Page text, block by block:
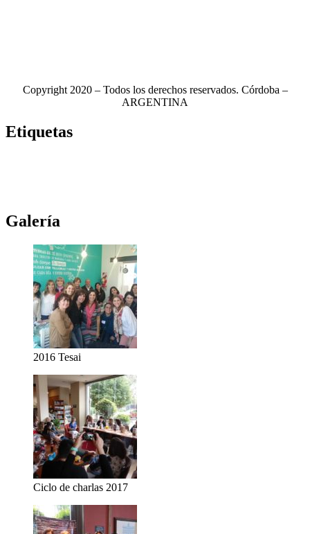
Copyright 2020 – Todos los derechos reservados. Córdoba –
ARGENTINA
Etiquetas
Galería
2016 Tesai
Ciclo de charlas 2017